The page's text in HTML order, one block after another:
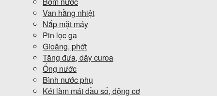
Van hằng nhiệt
Nắp mặt máy
Pin lọc ga
Gioăng, phớt
Tăng đưa, dây curoa
Ống nước
Bình nước phụ
Két làm mát dầu số, động cơ